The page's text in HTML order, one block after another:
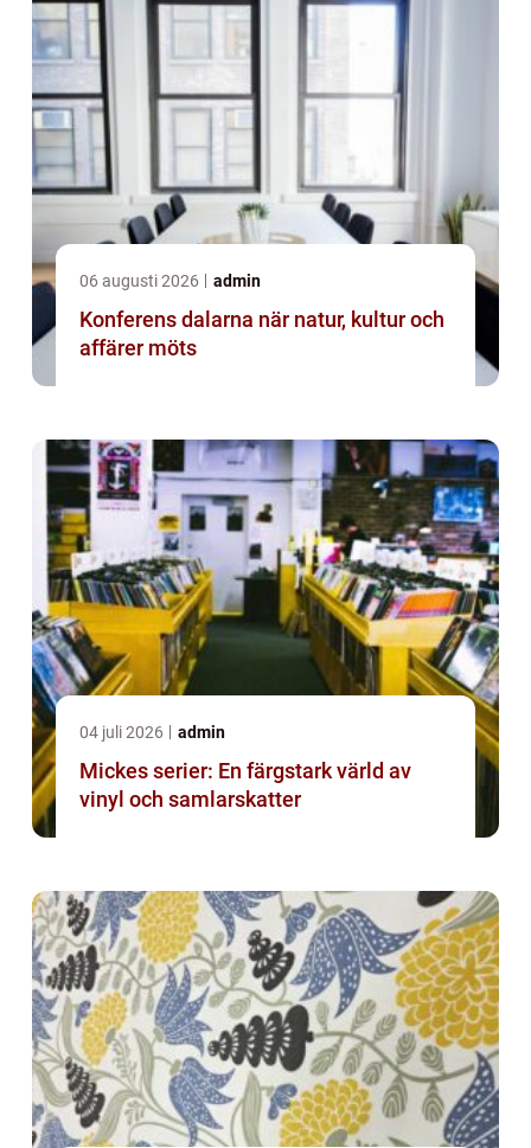
06 augusti 2026 admin
Konferens dalarna när natur, kultur och
affärer möts
04 juli 2026 admin
Mickes serier: En färgstark värld av
vinyl och samlarskatter